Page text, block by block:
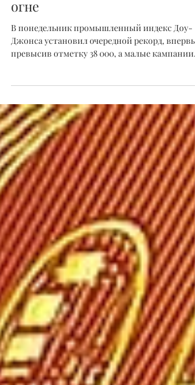
Акции продолжают расти, но
это движение вызывает
тревогу; Малые Компании в
огне
В понедельник промышленный индекс Доу-
превысив отметку 38 000, а малые кампании
возглавили...